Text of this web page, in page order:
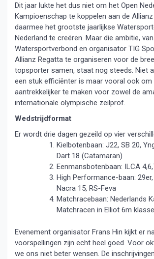
Dit jaar lukte het dus niet om het Open
Kampioenschap te koppelen aan de
daarmee het grootste jaarlijkse
Nederland te creëren. Maar die ambitie,
Watersportverbond en organisator TIG
Allianz Regatta te organiseren voor de
topsporter samen, staat nog steeds. Niet
een stuk efficiënter is maar vooral ook om
aantrekkelijker te maken voor zowel de
internationale olympische zeilprof.
Wedstrijdformat
Er wordt drie dagen gezeild op vier
Kielbotenbaan: J22, SB 20,
Dart 18 (Catamaran)
Eenmansbotenbaan: ILCA
High Performance-baan: 29er,
Nacra 15, RS-Feva
Matchracebaan: Nederlands
Matchracen in Elliot 6m klasse
Evenement organisator Frans Hin kijkt er
voorspellingen zijn echt heel goed. Voor
we ons niet beter wensen. De